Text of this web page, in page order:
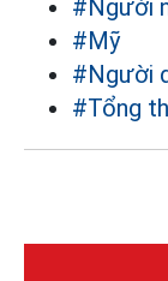
#Người
#Mỹ
#Người
#Tổng